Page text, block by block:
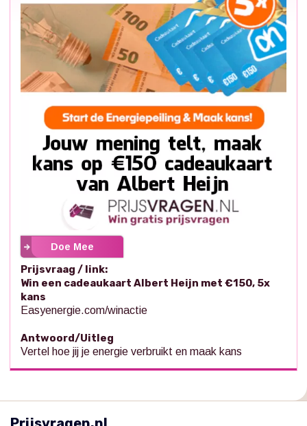
Doe Mee
Prijsvraag / link:
Win een cadeaukaart Albert Heijn met €150, 5x
kans
Easyenergie.com/winactie
Antwoord/Uitleg
Vertel hoe jij je energie verbruikt en maak kans